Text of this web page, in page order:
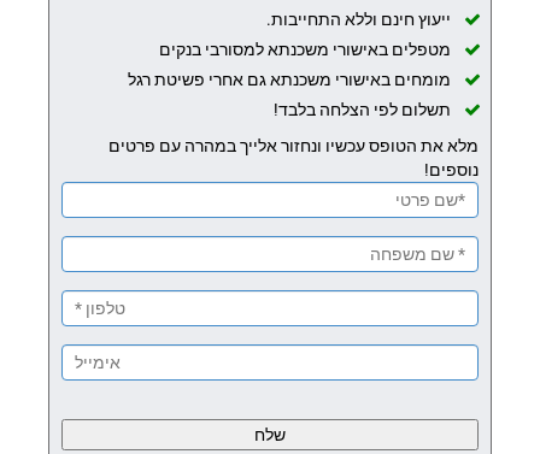
ייעוץ חינם וללא התחייבות.
מטפלים באישורי משכנתא למסורבי בנקים
מומחים באישורי משכנתא גם אחרי פשיטת רגל
תשלום לפי הצלחה בלבד!
מלא את הטופס עכשיו ונחזור אלייך במהרה עם פרטים
נוספים!